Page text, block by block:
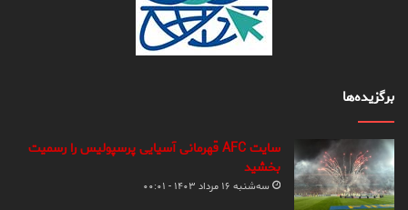
برگزیده‌ها
سایت AFC قهرمانی آسیایی پرسپولیس را رسمیت
بخشید
سه‌شنبه ۱۶ مرداد ۱۴۰۳ - ۰۰:۰۱